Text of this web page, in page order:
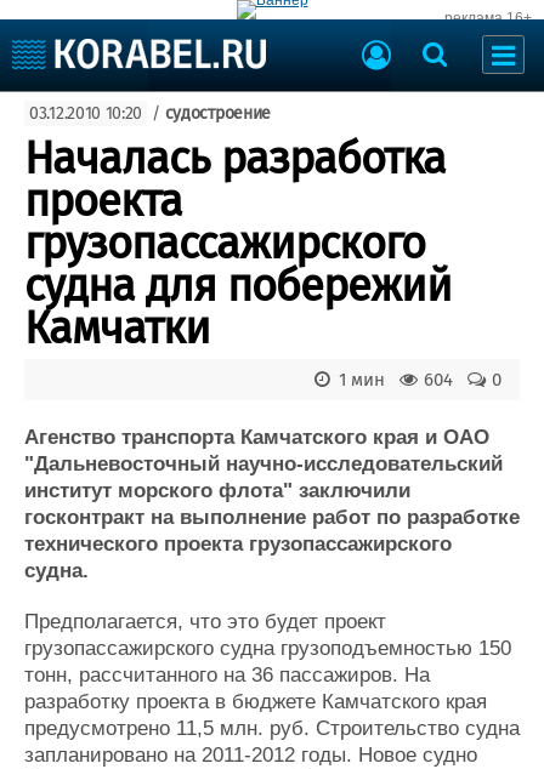
реклама 16+
Судоходство
Судоремонт
События
Порты
Рыболовство
ВМФ
Образование
Яхты и катера
Еще
Компании
Репутация
Работа
Журнал
Доска объявлений
Оборудование
Изделия
Материалы
Конференции
Выставки и семинары
Личности
Словарь
Флот
Галерея флота
Форум
Отзывы
03.12.2010 10:20 / судостроение
Началась разработка
проекта
грузопассажирского
судна для побережий
Камчатки
0
604
1 мин
Агенство транспорта Камчатского края и ОАО
"Дальневосточный научно-исследовательский
институт морского флота" заключили
госконтракт на выполнение работ по разработке
технического проекта грузопассажирского
судна.
Предполагается, что это будет проект
грузопассажирского судна грузоподъемностью 150
тонн, рассчитанного на 36 пассажиров. На
разработку проекта в бюджете Камчатского края
предусмотрено 11,5 млн. руб. Строительство судна
запланировано на 2011-2012 годы. Новое судно